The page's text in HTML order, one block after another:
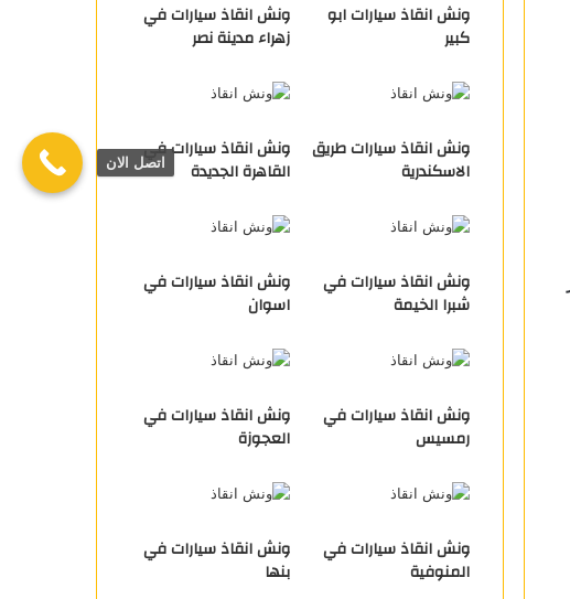
ونش انقاذ سيارات ابو
كبير
ونش انقاذ سيارات في
زهراء مدينة نصر
ونش انقاذ سيارات طريق
الاسكندرية
ونش انقاذ سيارات في
القاهرة الجديدة
ونش انقاذ سيارات في
شبرا الخيمة
ونش انقاذ سيارات في
اسوان
ونش انقاذ سيارات في
رمسيس
ونش انقاذ سيارات في
العجوزة
ونش انقاذ سيارات في
المنوفية
ونش انقاذ سيارات في
بنها
اتصل الان